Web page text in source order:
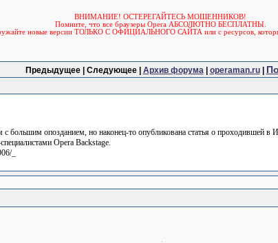
ВНИМАНИЕ! ОСТЕРЕГАЙТЕСЬ МОШЕННИКОВ!
Помните, что все браузеры Opera АБСОЛЮТНО БЕСПЛАТНЫ.
новые версии ТОЛЬКО С ОФИЦИАЛЬНОГО САЙТА или с ресурсов,
Предыдущее | Следующее | Архив форума| operaman.ru|
опозданием, но наконец-то опубликована статья о проходившей в
Opera Backstage.
_